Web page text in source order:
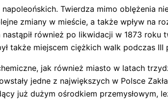
Twierdza mimo oblężenia
zmiany w mieście, a także wpływ na
nastąpił również po likwidacji w 1873
także miejscem ciężkich walk podczas III
jak również miasto w latach
jedne z największych w Polsce
już dużym ośrodkiem